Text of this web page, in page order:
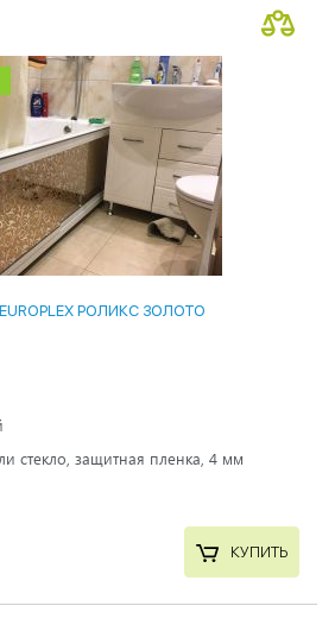
РОЛИКС ЗОЛОТО
стекло, защитная пленка, 4 мм
КУПИТЬ